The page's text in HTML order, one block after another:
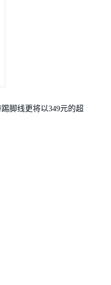
脚线更将以349元的超